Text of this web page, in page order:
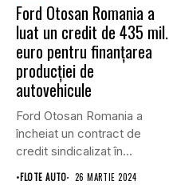
Ford Otosan Romania a
luat un credit de 435 mil.
euro pentru finanţarea
producției de
autovehicule
Ford Otosan Romania a
încheiat un contract de
credit sindicalizat în
valoare...
•FLOTE AUTO 26 MARTIE 2024